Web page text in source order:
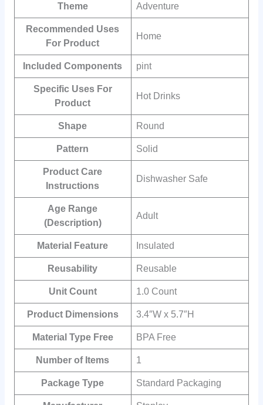
Theme ‎Adventure
Recommended Uses
For Product
‎Home
Included Components ‎pint
Specific Uses For
Product
‎Hot Drinks
Shape ‎Round
Pattern ‎Solid
Product Care
Instructions
‎Dishwasher Safe
Age Range
(Description)
‎Adult
Material Feature ‎Insulated
Reusability ‎Reusable
Unit Count ‎1.0 Count
Product Dimensions ‎3.4″W x 5.7″H
Material Type Free ‎BPA Free
Number of Items ‎1
Package Type ‎Standard Packaging